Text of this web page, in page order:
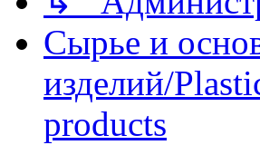
Сырье и
изделий/
products